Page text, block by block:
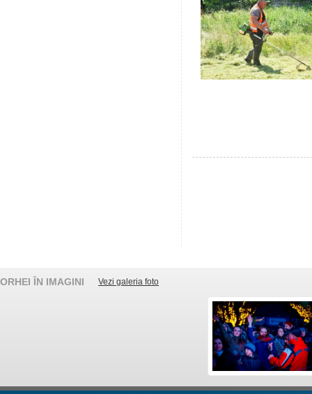
ORHEI ÎN IMAGINI Vezi galeria foto